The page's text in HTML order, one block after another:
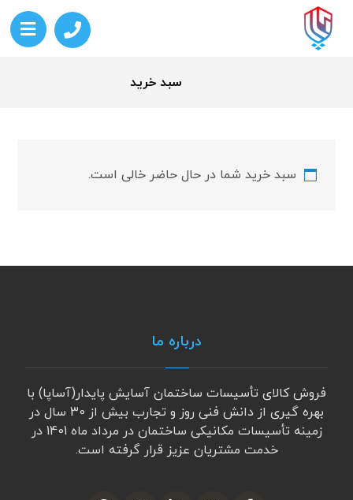
سبد خرید
سبد خرید شما در حال حاضر خالی است.
درباره ما
فروش کالای تأسیسات ساختمان آسایش پایدار(آساپا) با
بهره گیری از دانش فنی روز و تجارب بیش از 30 سال در
زمینه تأسیسات مکانیکی ساختمان در مرداد ماه 1401 در
خدمت مشتریان عزیز قرار گرفته است.